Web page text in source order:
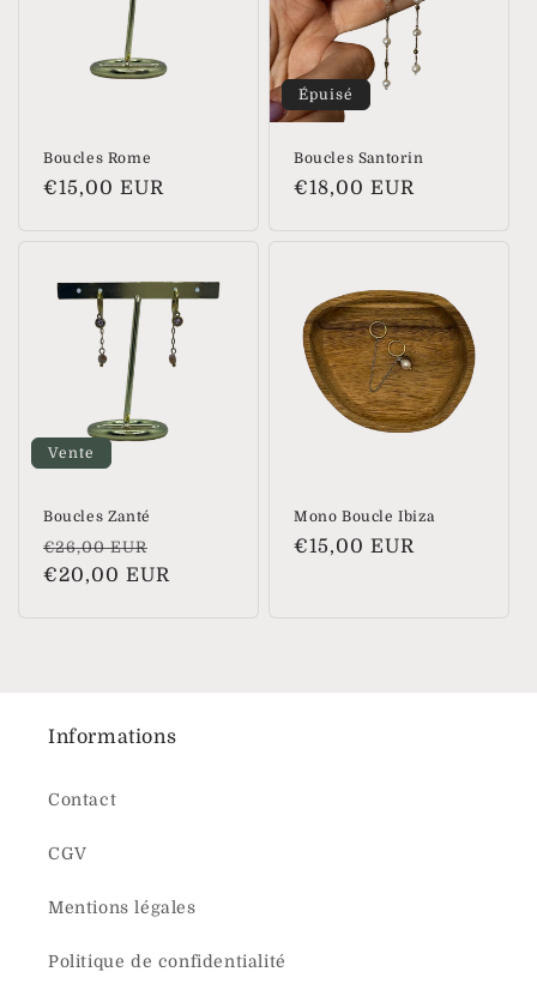
Boucles Rome
Prix
€15,00 EUR
Épuisé
Boucles Santorin
Prix
€18,00 EUR
Vente
Boucles Zanté
Prix
habituel
€26,00 EUR
soldé
€20,00 EUR
Mono Boucle Ibiza
Prix
€15,00 EUR
Informations
Contact
CGV
Mentions légales
Politique de confidentialité